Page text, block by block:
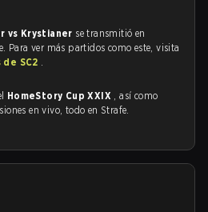
vs Krystianer se transmitió en
Para ver más partidos como este, visita
SC2 .
HomeStory Cup XXIX , así como
en vivo, todo en Strafe.